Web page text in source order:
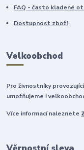
FAQ - často kladené
Dostupnost zboží
Velkoobchod
Pro živnostníky
umožňujeme i
Více informací naleznete